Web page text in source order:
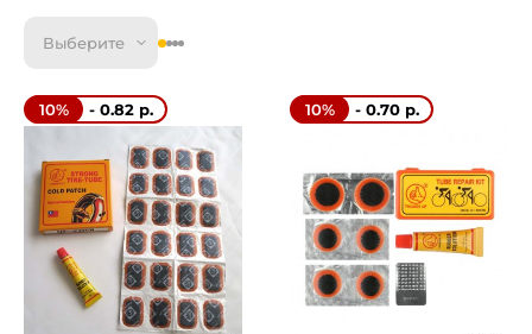
Выберите
10% - 0.82 р. 10% - 0.70 р.